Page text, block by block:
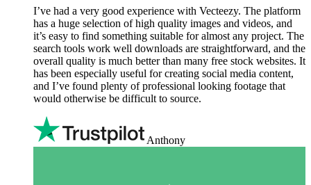
I’ve had a very good experience with Vecteezy. The platform
has a huge selection of high quality images and videos, and
it’s easy to find something suitable for almost any project. The
search tools work well downloads are straightforward, and the
overall quality is much better than many free stock websites. It
has been especially useful for creating social media content,
and I’ve found plenty of professional looking footage that
would otherwise be difficult to source.
Anthony